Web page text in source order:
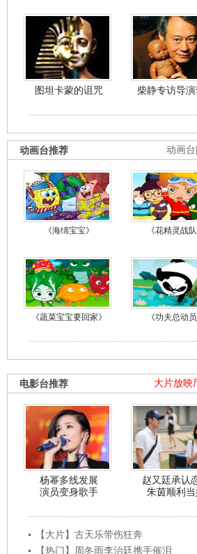
图坦卡蒙的诅咒 柴静专访导
动画台
动画台推荐
《海绵宝宝》 《花精灵战队
《蔬菜宝宝要回家》 《功夫总动员
大片放映
电影台推荐
杨幂多线发展
演员变身歌手
赵又廷承认
朱茵顺利
【大片】古天乐带伤狂奔
【热门】周冬雨李治廷携手催泪